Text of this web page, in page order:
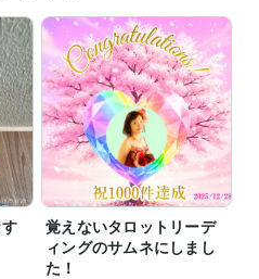
学院大学 1990年3月 ~ 1994年2月
覚えないタロットリーデ
ィングのサムネにしまし
た！